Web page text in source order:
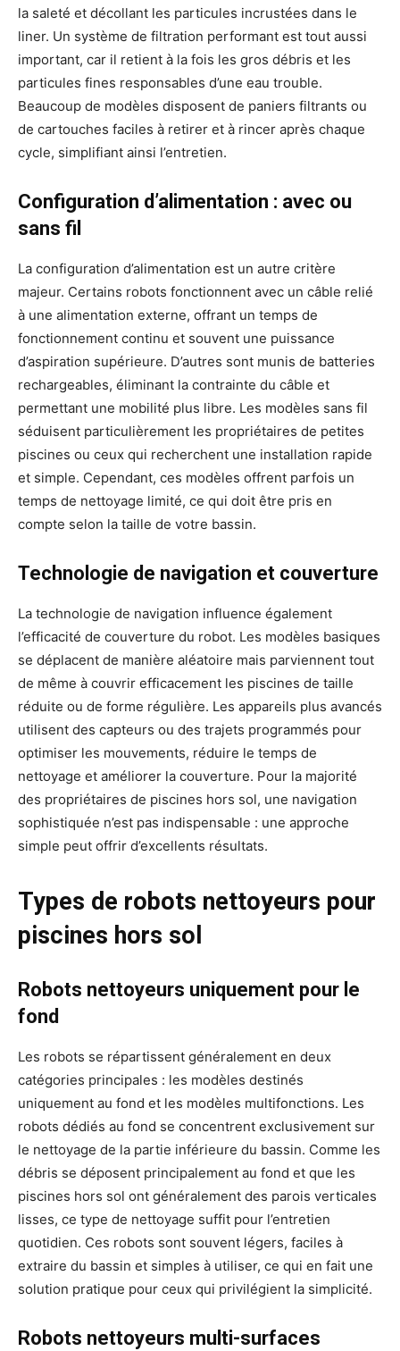
la saleté et décollant les particules incrustées dans le
liner. Un système de filtration performant est tout aussi
important, car il retient à la fois les gros débris et les
particules fines responsables d’une eau trouble.
Beaucoup de modèles disposent de paniers filtrants ou
de cartouches faciles à retirer et à rincer après chaque
cycle, simplifiant ainsi l’entretien.
Configuration d’alimentation : avec ou
sans fil
La configuration d’alimentation est un autre critère
majeur. Certains robots fonctionnent avec un câble relié
à une alimentation externe, offrant un temps de
fonctionnement continu et souvent une puissance
d’aspiration supérieure. D’autres sont munis de batteries
rechargeables, éliminant la contrainte du câble et
permettant une mobilité plus libre. Les modèles sans fil
séduisent particulièrement les propriétaires de petites
piscines ou ceux qui recherchent une installation rapide
et simple. Cependant, ces modèles offrent parfois un
temps de nettoyage limité, ce qui doit être pris en
compte selon la taille de votre bassin.
Technologie de navigation et couverture
La technologie de navigation influence également
l’efficacité de couverture du robot. Les modèles basiques
se déplacent de manière aléatoire mais parviennent tout
de même à couvrir efficacement les piscines de taille
réduite ou de forme régulière. Les appareils plus avancés
utilisent des capteurs ou des trajets programmés pour
optimiser les mouvements, réduire le temps de
nettoyage et améliorer la couverture. Pour la majorité
des propriétaires de piscines hors sol, une navigation
sophistiquée n’est pas indispensable : une approche
simple peut offrir d’excellents résultats.
Types de robots nettoyeurs pour
piscines hors sol
Robots nettoyeurs uniquement pour le
fond
Les robots se répartissent généralement en deux
catégories principales : les modèles destinés
uniquement au fond et les modèles multifonctions. Les
robots dédiés au fond se concentrent exclusivement sur
le nettoyage de la partie inférieure du bassin. Comme les
débris se déposent principalement au fond et que les
piscines hors sol ont généralement des parois verticales
lisses, ce type de nettoyage suffit pour l’entretien
quotidien. Ces robots sont souvent légers, faciles à
extraire du bassin et simples à utiliser, ce qui en fait une
solution pratique pour ceux qui privilégient la simplicité.
Robots nettoyeurs multi-surfaces